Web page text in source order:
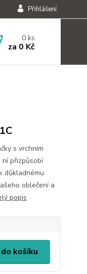
Přihlášení
0ks
za 0 Kč
s vrchním
ní přizpůsobí
důkladnému
oblečení a
popis
košíku